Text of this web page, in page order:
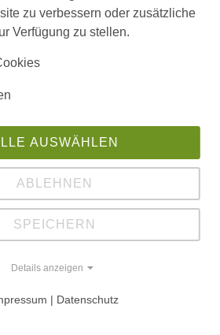
12/2001, S. 18
Europe - The
Wood
zu verbessern oder zusätzliche
Verfügung zu stellen.
AUSWÄHLEN
ABLEHNEN
SPEICHERN
Details anzeigen
| Datenschutz